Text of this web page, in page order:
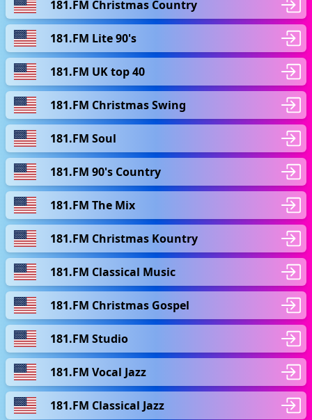
181.FM Christmas Country
181.FM Lite 90's
181.FM UK top 40
181.FM Christmas Swing
181.FM Soul
181.FM 90's Country
181.FM The Mix
181.FM Christmas Kountry
181.FM Classical Music
181.FM Christmas Gospel
181.FM Studio
181.FM Vocal Jazz
181.FM Classical Jazz